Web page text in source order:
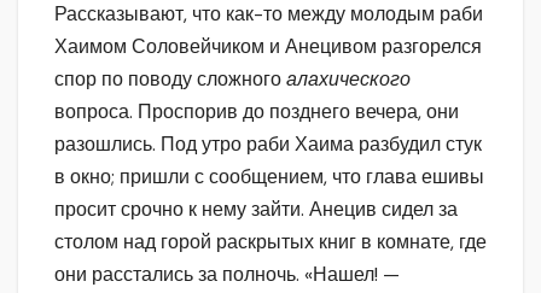
Рассказывают, что как-то между молодым раби
Хаимом Соловейчиком и Анецивом разгорелся
спор по поводу сложногоалахического
вопроса. Проспорив до позднего вечера, они
разошлись. Под утро раби Хаима разбудил стук
в окно; пришли с сообщением, что глава ешивы
просит срочно к нему зайти. Анецив сидел за
столом над горой раскрытых книг в комнате, где
они расстались за полночь. «Нашел! —